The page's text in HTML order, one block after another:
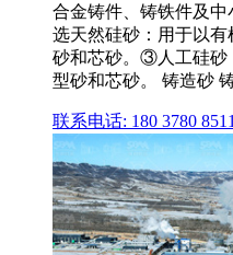
合金铸件、铸铁件及
选天然硅砂：用于以
砂和芯砂。③人工硅砂
型砂和芯砂。 铸造砂
联系电话: 180 3780 8511